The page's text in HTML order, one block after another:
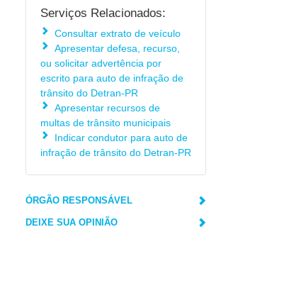
Serviços Relacionados:
Consultar extrato de veículo
Apresentar defesa, recurso,
ou solicitar advertência por
escrito para auto de infração de
trânsito do Detran-PR
Apresentar recursos de
multas de trânsito municipais
Indicar condutor para auto de
infração de trânsito do Detran-PR
ÓRGÃO RESPONSÁVEL
DEIXE SUA OPINIÃO